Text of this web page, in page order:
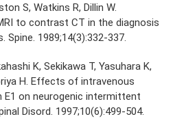
S, Watkins R, Dillin W.
to contrast CT in the diagnosis
Spine. 1989;14(3):332-337.
K, Sekikawa T, Yasuhara K,
H. Effects of intravenous
E1 on neurogenic intermittent
Disord. 1997;10(6):499-504.